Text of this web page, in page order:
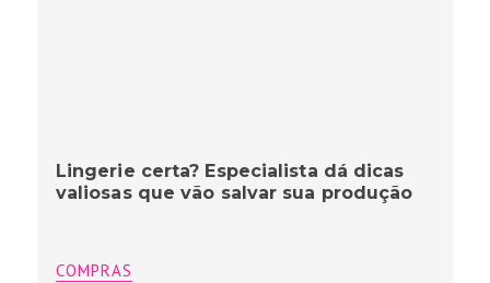
Lingerie certa? Especialista dá dicas
valiosas que vão salvar sua produção
COMPRAS